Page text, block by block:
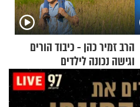
הרב זמיר כהן - כיבוד הורים
וגישה נכונה לילדים